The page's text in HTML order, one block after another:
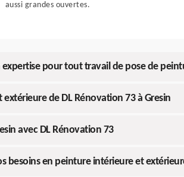
aussi grandes ouvertes.
pour tout travail de pose de
de DL Rénovation 73 à Gresin
avec DL Rénovation 73
besoins en peinture intérieure et